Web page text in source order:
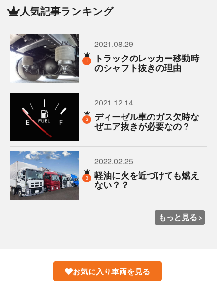
人気記事ランキング
1
2021.08.29
トラックのレッカー移動時
のシャフト抜きの理由
2
2021.12.14
ディーゼル車のガス欠時な
ぜエア抜きが必要なの？
3
2022.02.25
軽油に火を近づけても燃え
ない？？
もっと見る
お気に入り車両を見る